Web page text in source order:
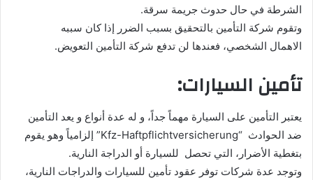
الشرطة في حال حدوث جريمة سرقة.
وتقوم شركة التأمين بالتحقيق بسبب الضرر إذا كان سببه
الاهمال الشخصي، فعندها لن تدفع شركة التأمين التعويض.
تأمين السيارات:
يعتبر التأمين على السيارة مهماً جداً، و له عدة أنواع و يعد التأمين
ضد الحوادث “Kfz-Haftpflichtversicherung” إلزامياً وهو يقوم
بتغطية الأضرار، التي تحصل للسيارة أو الدراجة النارية.
وتوجد عدة شركات توفر عقود تأمين للسيارات والدراجات النارية،